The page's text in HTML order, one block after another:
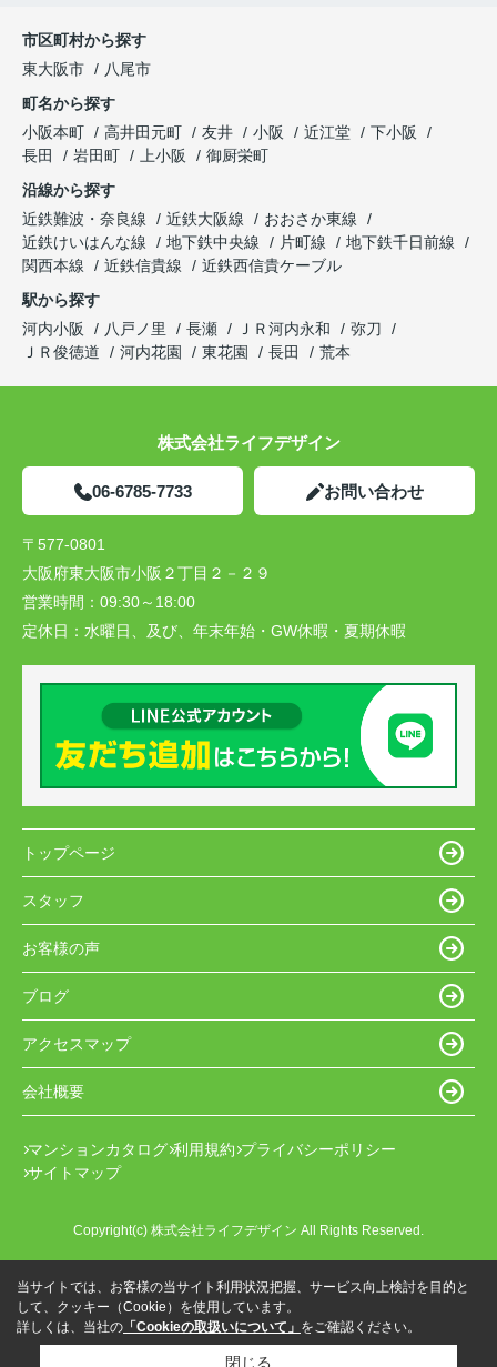
市区町村から探す
東大阪市
八尾市
町名から探す
小阪本町
高井田元町 友井 小阪 近江堂
下小阪
長田
岩田町 上小阪
御厨栄町
沿線から探す
近鉄難波・奈良線
近鉄大阪線
おおさか東線
近鉄けいはんな線
地下鉄中央線 片町線
地下鉄千日前線
関西本線
近鉄信貴線
近鉄西信貴ケーブル
駅から探す
河内小阪
八戸ノ里 長瀬 ＪＲ河内永和
弥刀
ＪＲ俊徳道
河内花園 東花園 長田 荒本
株式会社ライフデザイン
06-6785-7733 お問い合わせ
〒577-0801
大阪府東大阪市小阪２丁目２－２９
営業時間： 09:30～18:00
定休日： 水曜日、及び、年末年始・GW休暇・夏期休暇
トップページ
スタッフ
お客様の声
ブログ
アクセスマップ
会社概要
マンションカタログ 利用規約 プライバシーポリシー
サイトマップ
Copyright(c) 株式会社ライフデザイン All Rights Reserved.
当サイトでは、お客様の当サイト利用状況把握、サービス向上検討を目的と
して、クッキー（Cookie）を使用しています。
詳しくは、当社の 「Cookieの取扱いについて」 をご確認ください。
閉じる